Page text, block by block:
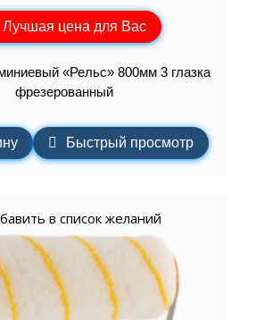
Лучшая цена для Вас
«Рельс» 800мм 3 глазка
фрезерованный
Быстрый просмотр
в список желаний